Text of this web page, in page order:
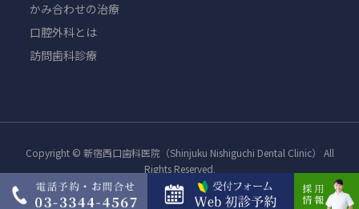
かみ合わせの治療
口腔外科とは
訪問歯科診療
Copyright © 新宿西口歯科医院（Shinjuku Nishiguchi Dental Clinic） All
Rights Reserved.